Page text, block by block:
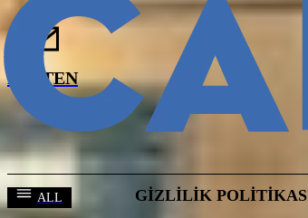
BÜLTEN
ALL GIZLILIK